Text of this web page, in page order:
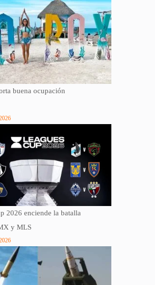
buena ocupación
2026 enciende la batalla
y MLS